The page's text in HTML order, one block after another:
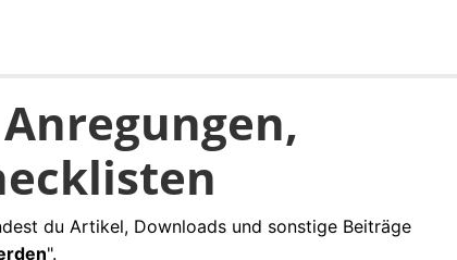
du Artikel, Downloads und sonstige Beiträge
".